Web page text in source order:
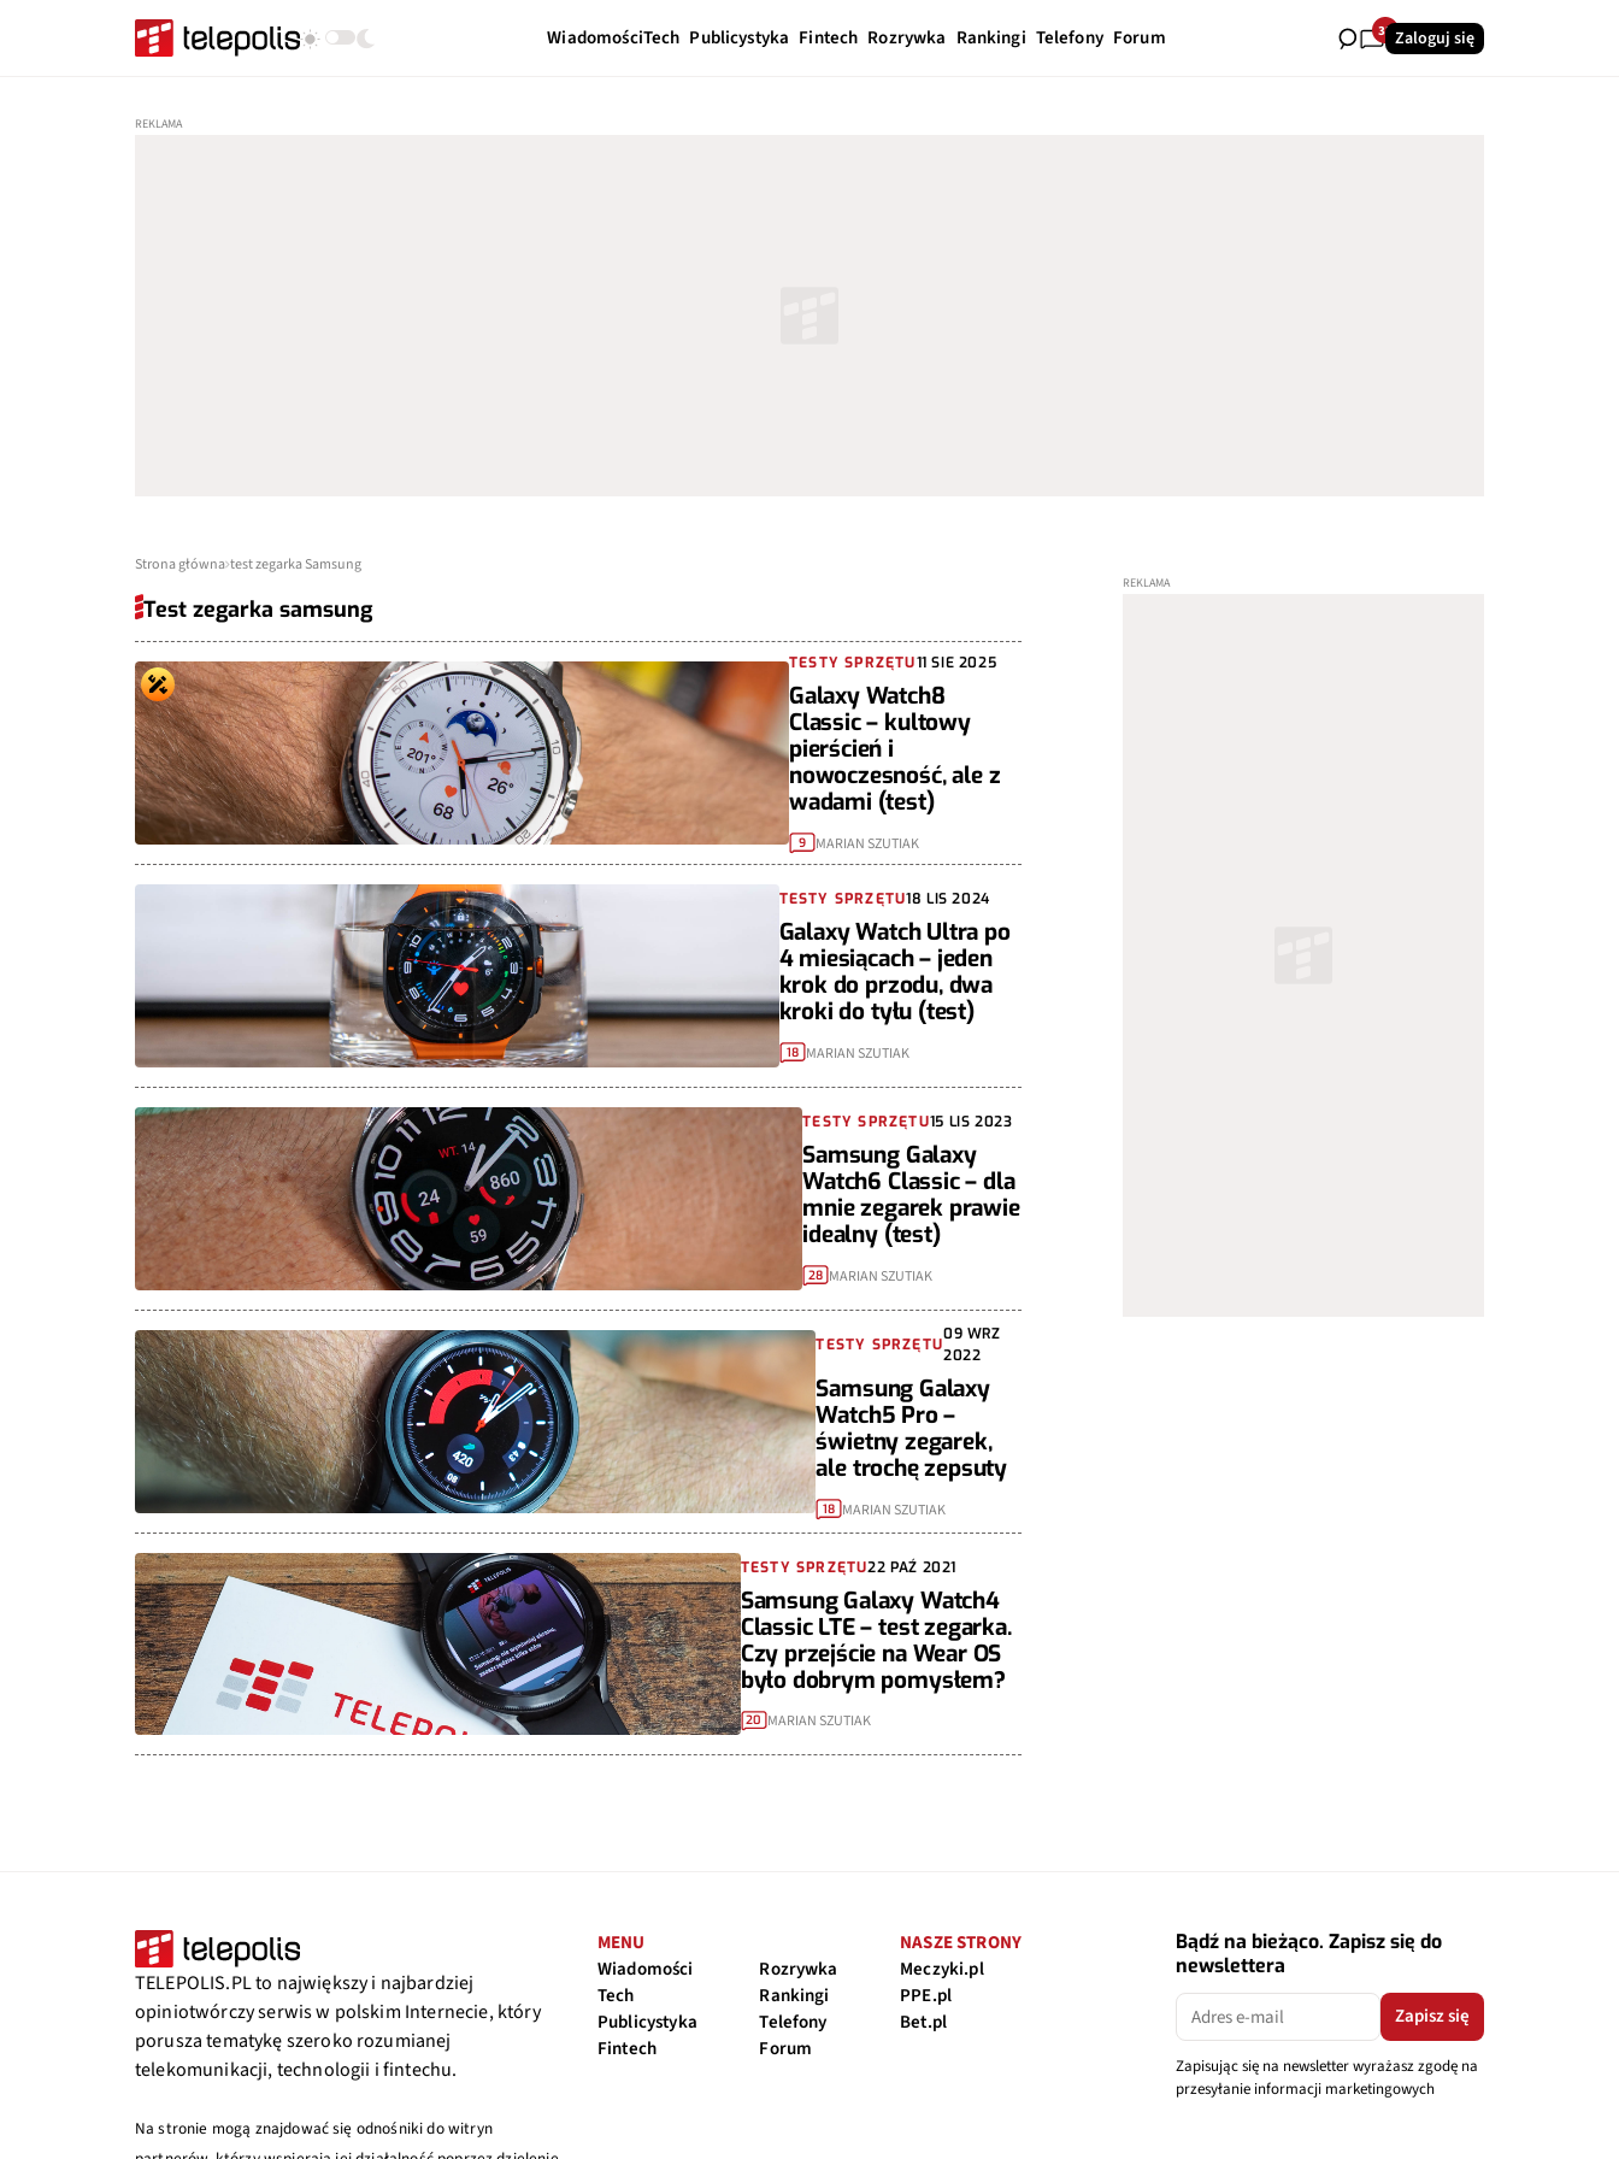
WiadomościTech Publicystyka Fintech Rozrywka Rankingi Telefony Forum 32Zaloguj się
Strona główna test zegarka Samsung
Test zegarka samsung
TESTY SPRZĘTU11 SIE 2025
Galaxy Watch8
Classic – kultowy
pierścień i
nowoczesność, ale z
wadami (test)
9 MARIAN SZUTIAK
TESTY SPRZĘTU18 LIS 2024
Galaxy Watch Ultra po
4 miesiącach – jeden
krok do przodu, dwa
kroki do tyłu (test)
18 MARIAN SZUTIAK
TESTY SPRZĘTU15 LIS 2023
Samsung Galaxy
Watch6 Classic – dla
mnie zegarek prawie
idealny (test)
28 MARIAN SZUTIAK
TESTY SPRZĘTU
09 WRZ
2022
Samsung Galaxy
Watch5 Pro –
świetny zegarek,
ale trochę zepsuty
18 MARIAN SZUTIAK
TESTY SPRZĘTU22 PAŹ 2021
Samsung Galaxy Watch4
Classic LTE – test zegarka.
Czy przejście na Wear OS
było dobrym pomysłem?
20 MARIAN SZUTIAK
TELEPOLIS.PL to największy i najbardziej
opiniotwórczy serwis w polskim Internecie, który
porusza tematykę szeroko rozumianej
telekomunikacji, technologii i fintechu.
Na stronie mogą znajdować się odnośniki do witryn
MENU
Wiadomości
Tech
Publicystyka
Fintech
Rozrywka
Rankingi
Telefony
Forum
NASZE STRONY
Meczyki.pl
PPE.pl
Bet.pl
Bądź na bieżąco. Zapisz się do
newslettera
Zapisz się
Zapisując się na newsletter wyrażasz zgodę na
przesyłanie informacji marketingowych